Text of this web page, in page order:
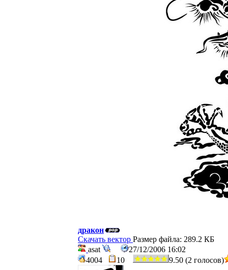
дракон
Скачать вектор Размер файла: 289.2 КБ
asat
27/12/2006 16:02
4004
10 9.50 (2 голосов)